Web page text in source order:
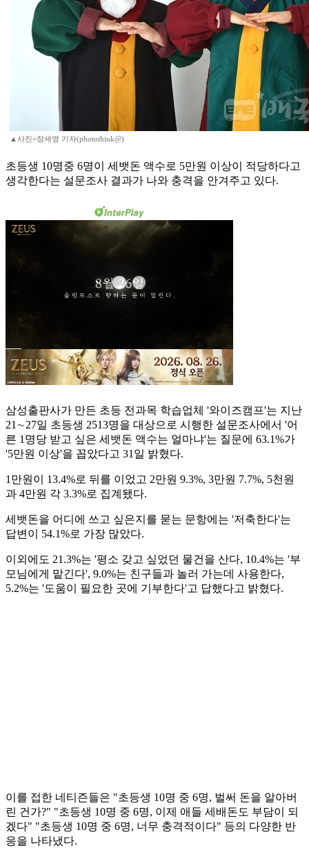
▲사진=장세영 기자(photothink@)
초등생 10명중 6명이 세뱃돈 액수로 5만원 이상이 적당하다고
생각한다는 설문조사 결과가 나와 충격을 안겨주고 있다.
삼성출판사가 만든 초등 전과목 학습업체 '와이즈캠프'는 지난
21∼27일 초등생 2513명을 대상으로 시행한 설문조사에서 '어
른 1명당 받고 싶은 세뱃돈 액수는 얼마냐'는 질문에 63.1%가
'5만원 이상'을 꼽았다고 31일 밝혔다.
1만원이 13.4%로 뒤를 이었고 2만원 9.3%, 3만원 7.7%, 5천원
과 4만원 각 3.3%로 집계됐다.
세뱃돈을 어디에 쓰고 싶은지를 묻는 문항에는 '저축한다'는
답변이 54.1%로 가장 많았다.
이외에도 21.3%는 '평소 갖고 싶었던 물건을 산다, 10.4%는 '부
모님에게 맡긴다', 9.0%는 친구들과 놀러 가는데 사용한다,
5.2%는 '도움이 필요한 곳에 기부한다'고 답했다고 밝혔다.
이를 접한 네티즌들은 "초등생 10명 중 6명, 벌써 돈을 알아버
린 건가?" "초등생 10명 중 6명, 이제 애들 세배돈도 부담이 되
겠다" "초등생 10명 중 6명, 너무 충격적이다" 등의 다양한 반
응을 나타냈다.